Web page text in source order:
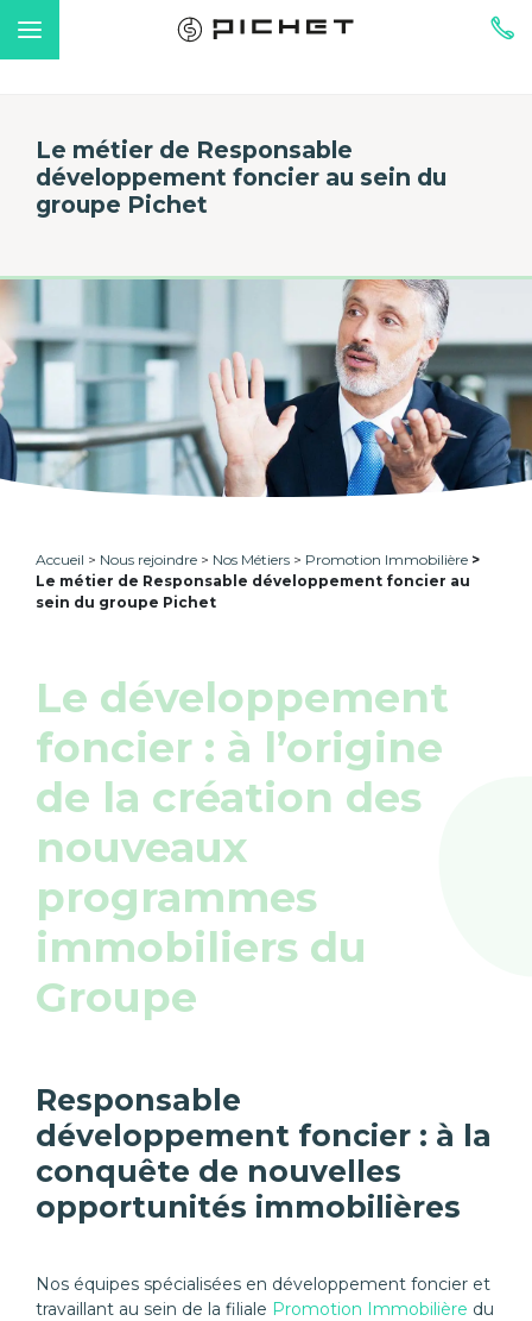
Le métier de Responsable
développement foncier au sein du
groupe Pichet
Accueil Nous rejoindre Nos Métiers
Promotion Immobilière
Le métier de Responsable développement foncier au
sein du groupe Pichet
Le développement
foncier : à l’origine
de la création des
nouveaux
programmes
immobiliers du
Groupe
Responsable
développement foncier : à la
conquête de nouvelles
opportunités immobilières
Nos équipes spécialisées en développement foncier et
travaillant au sein de la filiale Promotion Immobilière du